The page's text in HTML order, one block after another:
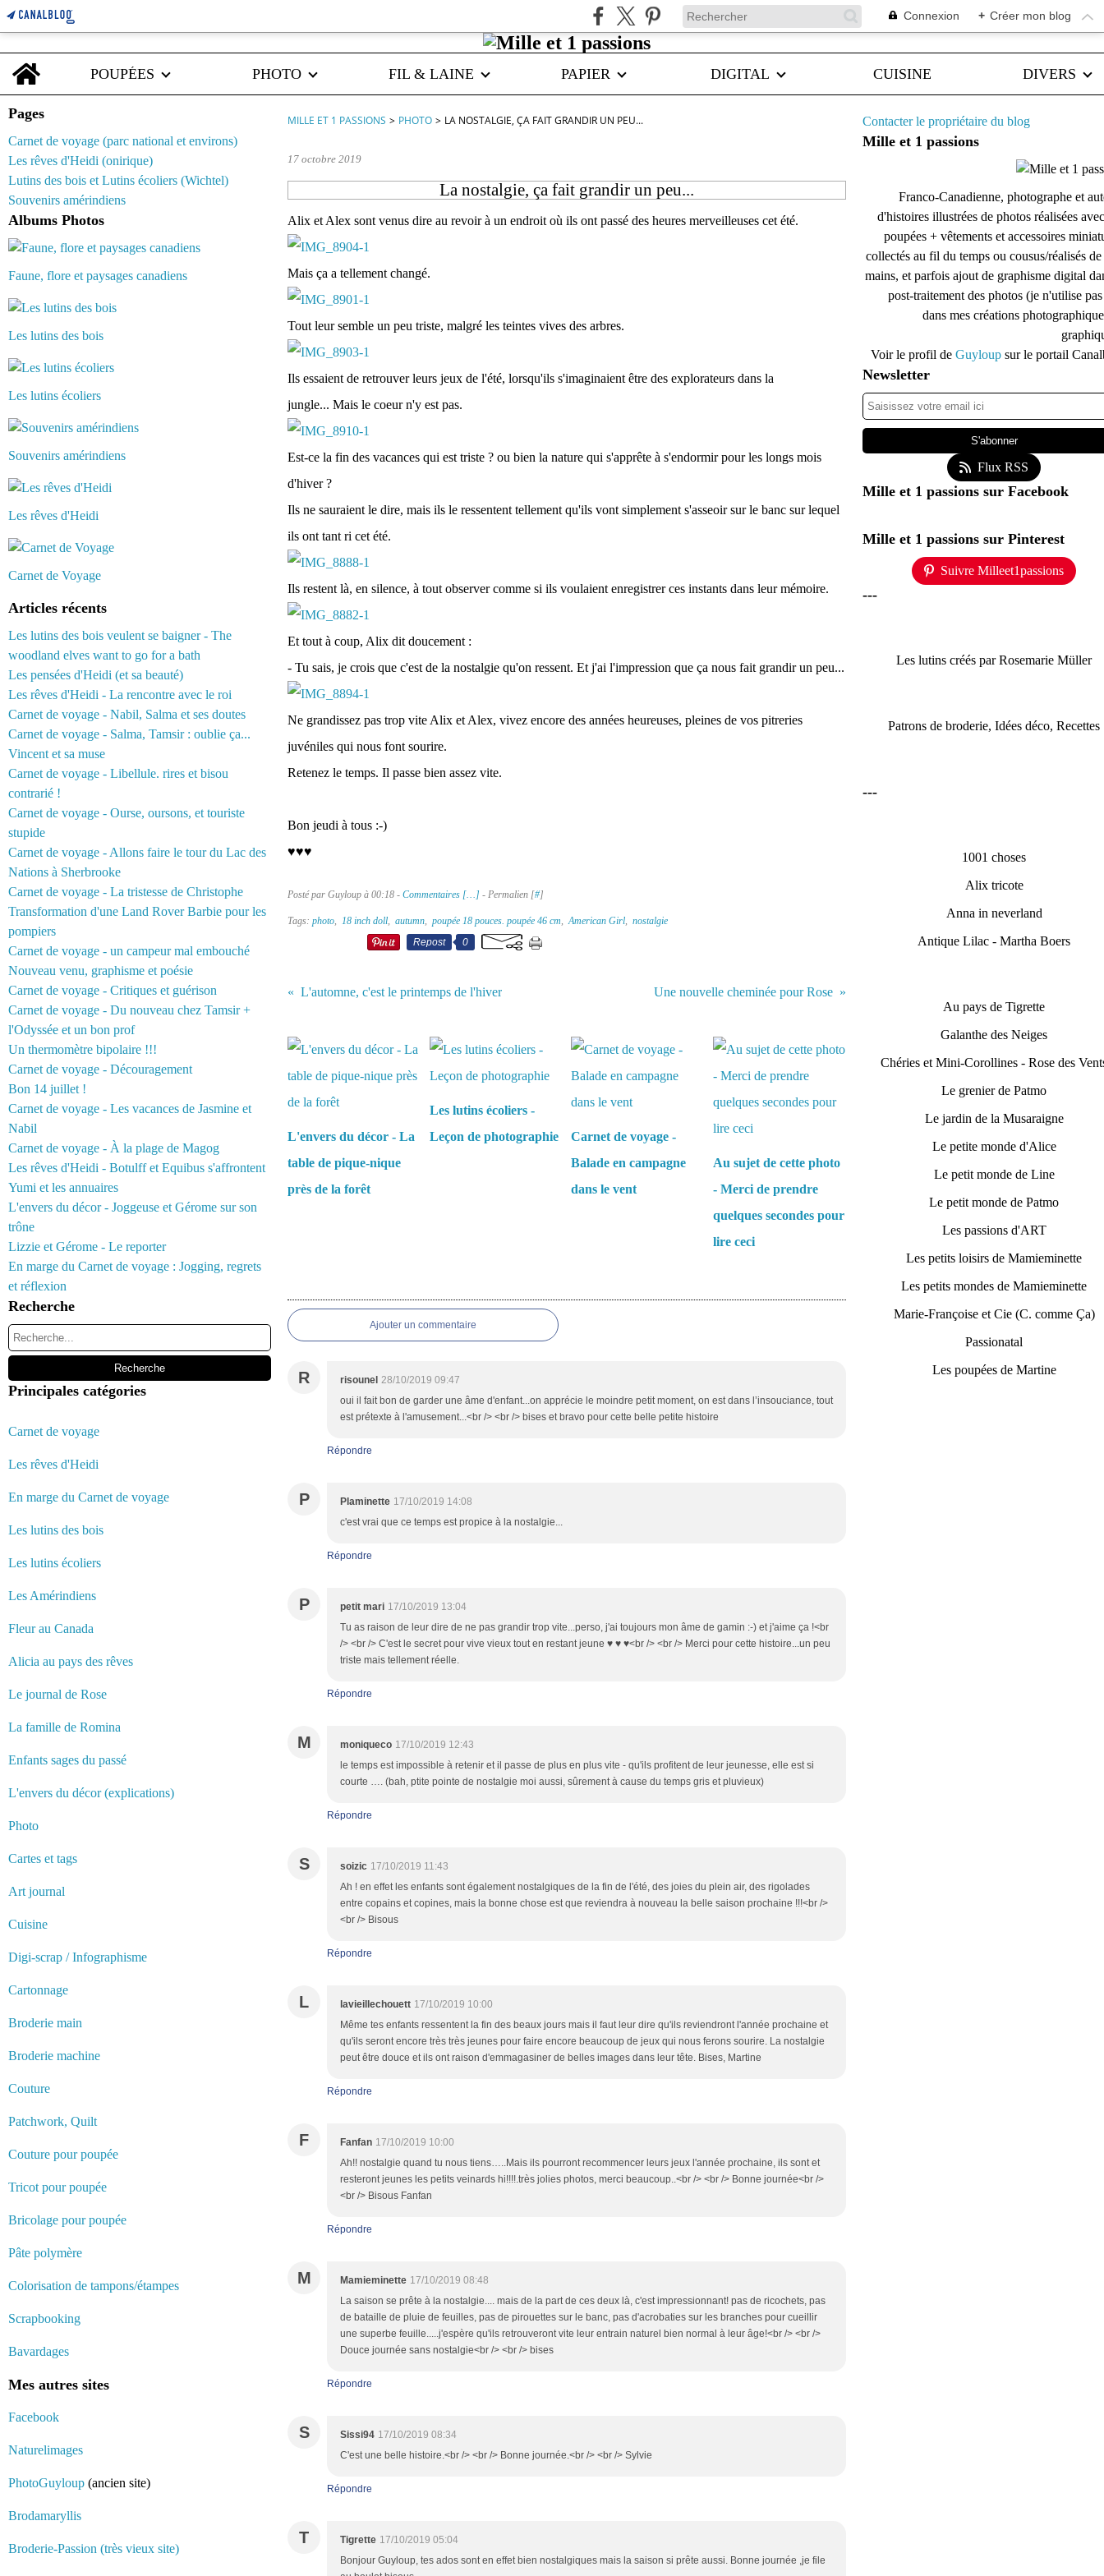
Connexion + Créer mon blog
Home
POUPÉES
PHOTO FIL & LAINE PAPIER DIGITAL CUISINE DIVERS
Pages
Carnet de voyage (parc national et environs)
Les rêves d'Heidi (onirique)
Lutins des bois et Lutins écoliers (Wichtel)
Souvenirs amérindiens
Albums Photos
Faune, flore et paysages canadiens
Les lutins des bois
Les lutins écoliers
Souvenirs amérindiens
Les rêves d'Heidi
Carnet de Voyage
Articles récents
Les lutins des bois veulent se baigner - The
woodland elves want to go for a bath
Les pensées d'Heidi (et sa beauté)
Les rêves d'Heidi - La rencontre avec le roi
Carnet de voyage - Nabil, Salma et ses doutes
Carnet de voyage - Salma, Tamsir : oublie ça...
Vincent et sa muse
Carnet de voyage - Libellule. rires et bisou
contrarié !
Carnet de voyage - Ourse, oursons, et touriste
stupide
Carnet de voyage - Allons faire le tour du Lac des
Nations à Sherbrooke
Carnet de voyage - La tristesse de Christophe
Transformation d'une Land Rover Barbie pour les
pompiers
Carnet de voyage - un campeur mal embouché
Nouveau venu, graphisme et poésie
Carnet de voyage - Critiques et guérison
Carnet de voyage - Du nouveau chez Tamsir +
l'Odyssée et un bon prof
Un thermomètre bipolaire !!!
Carnet de voyage - Découragement
Bon 14 juillet !
Carnet de voyage - Les vacances de Jasmine et
Nabil
Carnet de voyage - À la plage de Magog
Les rêves d'Heidi - Botulff et Equibus s'affrontent
Yumi et les annuaires
L'envers du décor - Joggeuse et Gérome sur son
trône
Lizzie et Gérome - Le reporter
En marge du Carnet de voyage : Jogging, regrets
et réflexion
Recherche
Principales catégories
Carnet de voyage
Les rêves d'Heidi
En marge du Carnet de voyage
Les lutins des bois
Les lutins écoliers
Les Amérindiens
Fleur au Canada
Alicia au pays des rêves
Le journal de Rose
La famille de Romina
Enfants sages du passé
L'envers du décor (explications)
Photo
Cartes et tags
Art journal
Cuisine
Digi-scrap / Infographisme
Cartonnage
Broderie main
Broderie machine
Couture
Patchwork, Quilt
Couture pour poupée
Tricot pour poupée
Bricolage pour poupée
Pâte polymère
Colorisation de tampons/étampes
Scrapbooking
Bavardages
Mes autres sites
Facebook
Naturelimages
PhotoGuyloup (ancien site)
Brodamaryllis
Broderie-Passion (très vieux site)
MILLE ET 1 PASSIONS > PHOTO > LA NOSTALGIE, ÇA FAIT GRANDIR UN PEU...
17 octobre 2019
La nostalgie, ça fait grandir un peu...
Alix et Alex sont venus dire au revoir à un endroit où ils ont passé des heures merveilleuses cet été.
Mais ça a tellement changé.
Tout leur semble un peu triste, malgré les teintes vives des arbres.
Ils essaient de retrouver leurs jeux de l'été, lorsqu'ils s'imaginaient être des explorateurs dans la
jungle... Mais le coeur n'y est pas.
Est-ce la fin des vacances qui est triste ? ou bien la nature qui s'apprête à s'endormir pour les longs mois
d'hiver ?
Ils ne sauraient le dire, mais ils le ressentent tellement qu'ils vont simplement s'asseoir sur le banc sur lequel
ils ont tant ri cet été.
Ils restent là, en silence, à tout observer comme si ils voulaient enregistrer ces instants dans leur mémoire.
Et tout à coup, Alix dit doucement :
- Tu sais, je crois que c'est de la nostalgie qu'on ressent. Et j'ai l'impression que ça nous fait grandir un peu...
Ne grandissez pas trop vite Alix et Alex, vivez encore des années heureuses, pleines de vos pitreries
juvéniles qui nous font sourire.
Retenez le temps. Il passe bien assez vite.
Bon jeudi à tous :-)
♥♥♥
Posté par Guyloup à 00:18 - Commentaires […] - Permalien [#]
Tags: photo, 18 inch doll, autumn, poupée 18 pouces. poupée 46 cm,American Girl, nostalgie
Repost
0
L'automne, c'est le printemps de l'hiver Une nouvelle cheminée pour Rose
L'envers du décor - La
table de pique-nique
près de la forêt
Les lutins écoliers -
Leçon de photographie
Carnet de voyage -
Balade en campagne
dans le vent
Au sujet de cette photo
- Merci de prendre
quelques secondes pour
lire ceci
Ajouter un commentaire
R risounel 28/10/2019 09:47
oui il fait bon de garder une âme d'enfant...on apprécie le moindre petit moment, on est dans l’insouciance, tout
est prétexte à l'amusement...<br /> <br /> bises et bravo pour cette belle petite histoire
Répondre
P Plaminette 17/10/2019 14:08
c'est vrai que ce temps est propice à la nostalgie...
Répondre
P petit mari 17/10/2019 13:04
Tu as raison de leur dire de ne pas grandir trop vite...perso, j'ai toujours mon âme de gamin :-) et j'aime ça !<br
/> <br /> C'est le secret pour vive vieux tout en restant jeune ♥ ♥ ♥<br /> <br /> Merci pour cette histoire...un peu
triste mais tellement réelle.
Répondre
M moniqueco 17/10/2019 12:43
le temps est impossible à retenir et il passe de plus en plus vite - qu'ils profitent de leur jeunesse, elle est si
courte …. (bah, ptite pointe de nostalgie moi aussi, sûrement à cause du temps gris et pluvieux)
Répondre
S soizic 17/10/2019 11:43
Ah ! en effet les enfants sont également nostalgiques de la fin de l'été, des joies du plein air, des rigolades
entre copains et copines, mais la bonne chose est que reviendra à nouveau la belle saison prochaine !!!<br />
<br /> Bisous
Répondre
L lavieillechouett 17/10/2019 10:00
Même tes enfants ressentent la fin des beaux jours mais il faut leur dire qu'ils reviendront l'année prochaine et
qu'ils seront encore très très jeunes pour faire encore beaucoup de jeux qui nous ferons sourire. La nostalgie
peut être douce et ils ont raison d'emmagasiner de belles images dans leur tête. Bises, Martine
Répondre
F Fanfan 17/10/2019 10:00
Ah!! nostalgie quand tu nous tiens…..Mais ils pourront recommencer leurs jeux l'année prochaine, ils sont et
resteront jeunes les petits veinards hi!!!!.très jolies photos, merci beaucoup..<br /> <br /> Bonne journée<br />
<br /> Bisous Fanfan
Répondre
M Mamieminette 17/10/2019 08:48
La saison se prête à la nostalgie.... mais de la part de ces deux là, c'est impressionnant! pas de ricochets, pas
de bataille de pluie de feuilles, pas de pirouettes sur le banc, pas d'acrobaties sur les branches pour cueillir
une superbe feuille.....j'espère qu'ils retrouveront vite leur entrain naturel bien normal à leur âge!<br /> <br />
Douce journée sans nostalgie<br /> <br /> bises
Répondre
S Sissi94 17/10/2019 08:34
C'est une belle histoire.<br /> <br /> Bonne journée.<br /> <br /> Sylvie
Répondre
T Tigrette 17/10/2019 05:04
Bonjour Guyloup, tes ados sont en effet bien nostalgiques mais la saison si prête aussi. Bonne journée ,je file
Contacter le propriétaire du blog
Mille et 1 passions
Franco-Canadienne, photographe et
d'histoires illustrées de photos réalisées
poupées + vêtements et accessoires
collectés au fil du temps ou cousus/réalisés de
mains, et parfois ajout de graphisme digital
post-traitement des photos (je n'utilise
dans mes créations
Voir le profil de Guyloup sur le portail
Newsletter
Flux RSS
Mille et 1 passions sur Facebook
Mille et 1 passions sur Pinterest
Suivre Milleet1passions
---
Les lutins créés par Rosemarie Müller
Patrons de broderie, Idées déco, Recettes
---
1001 choses
Alix tricote
Anna in neverland
Antique Lilac - Martha Boers
Au pays de Tigrette
Galanthe des Neiges
Chéries et Mini-Corollines - Rose des
Le grenier de Patmo
Le jardin de la Musaraigne
Le petite monde d'Alice
Le petit monde de Line
Le petit monde de Patmo
Les passions d'ART
Les petits loisirs de Mamieminette
Les petits mondes de Mamieminette
Marie-Françoise et Cie (C. comme Ça)
Passionatal
Les poupées de Martine